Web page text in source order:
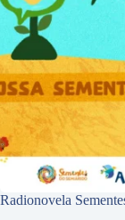
Radionovela